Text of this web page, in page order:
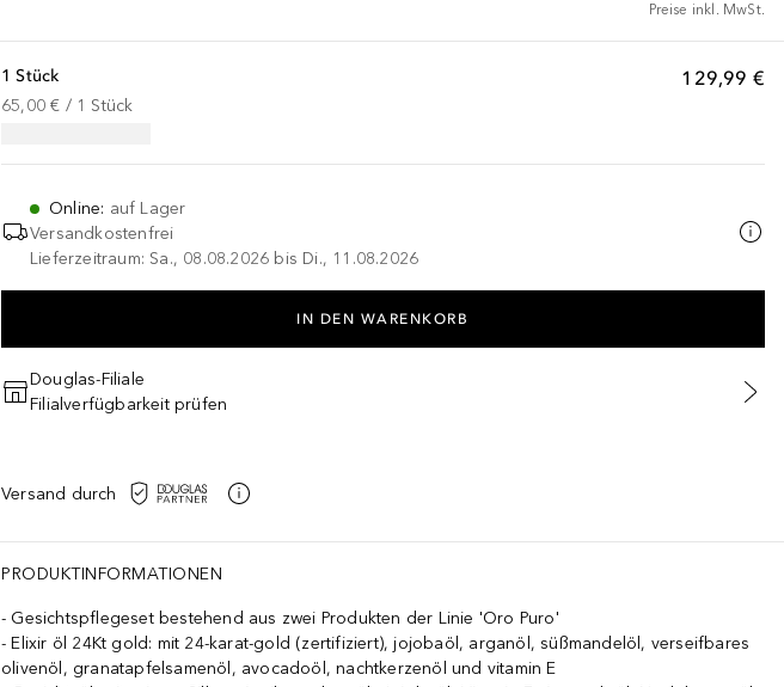
Preise inkl. MwSt.
129,99 €
1 Stück
65,00 € / 1 Stück
Online: auf Lager
Versandkostenfrei
Lieferzeitraum: Sa., 08.08.2026 bis Di., 11.08.2026
IN DEN WARENKORB
Douglas-Filiale
Filialverfügbarkeit prüfen
Versand durch
PRODUKTINFORMATIONEN
Gesichtspflegeset bestehend aus zwei Produkten der Linie 'Oro Puro'
Elixir öl 24Kt gold: mit 24-karat-gold (zertifiziert), jojobaöl, arganöl, süßmandelöl, verseifbares
olivenöl, granatapfelsamenöl, avocadoöl, nachtkerzenöl und vitamin E